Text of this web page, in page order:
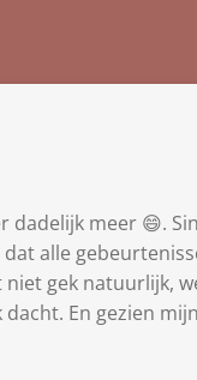
meer 😄.
alle
gek natuurlijk,
En gezien